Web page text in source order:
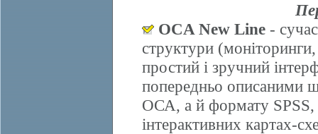
OCA New Line -
структури
простий і зручний
попередньо описаними
ОСА, а й формату SPSS,
інтерактивних картах-